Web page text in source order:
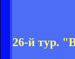
26-й тур.